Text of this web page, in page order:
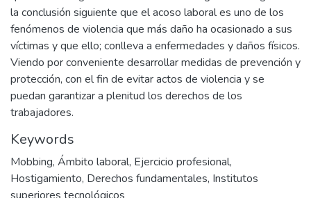
la conclusión siguiente que el acoso laboral es uno de los
fenómenos de violencia que más daño ha ocasionado a sus
víctimas y que ello; conlleva a enfermedades y daños físicos.
Viendo por conveniente desarrollar medidas de prevención y
protección, con el fin de evitar actos de violencia y se
puedan garantizar a plenitud los derechos de los
trabajadores.
Keywords
Mobbing, Ámbito laboral, Ejercicio profesional,
Hostigamiento, Derechos fundamentales, Institutos